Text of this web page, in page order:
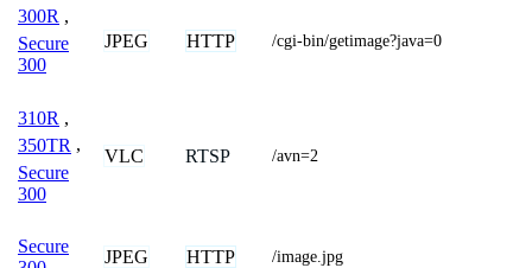
300R ,
Secure
300
JPEG HTTP /cgi-bin/getimage?java=0
310R ,
350TR ,
Secure
300
VLC RTSP /avn=2
Secure
JPEG HTTP /image.jpg